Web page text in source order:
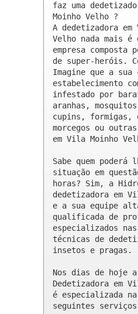
faz uma
Moinho Velho ?
A dedetizadora em
Velho nada mais é
empresa composta
de super-heróis.
Imagine que a sua
estabelecimento
infestado por
aranhas,
cupins, formigas,
morcegos ou
em Vila Moinho
Sabe quem
situação em
horas? Sim, a
dedetizadora em
e a sua equipe
qualificada de
especializados nas
técnicas de
insetos e pragas.
Nos dias de hoje
Dedetizadora em
é especializada
seguintes